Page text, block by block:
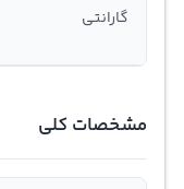
گارانتی
مشخصات کلی